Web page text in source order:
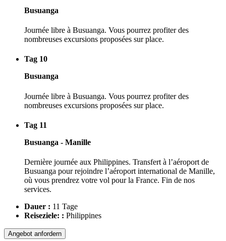
Busuanga
Journée libre à Busuanga. Vous pourrez profiter des
nombreuses excursions proposées sur place.
Tag 10
Busuanga
Journée libre à Busuanga. Vous pourrez profiter des
nombreuses excursions proposées sur place.
Tag 11
Busuanga - Manille
Dernière journée aux Philippines. Transfert à l’aéroport de
Busuanga pour rejoindre l’aéroport international de Manille,
où vous prendrez votre vol pour la France. Fin de nos
services.
Dauer : 11 Tage
Reiseziele: : Philippines
Angebot anfordern